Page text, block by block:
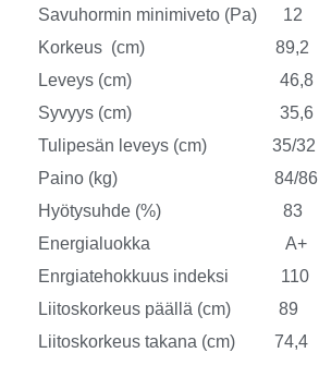
Savuhormin minimiveto (Pa) 12
Korkeus (cm) 89,2
Leveys (cm) 46,8
Syvyys (cm) 35,6
Tulipesän leveys (cm) 35/32
Paino (kg) 84/86
Hyötysuhde (%) 83
Energialuokka A+
Enrgiatehokkuus indeksi 110
Liitoskorkeus päällä (cm) 89
Liitoskorkeus takana (cm) 74,4